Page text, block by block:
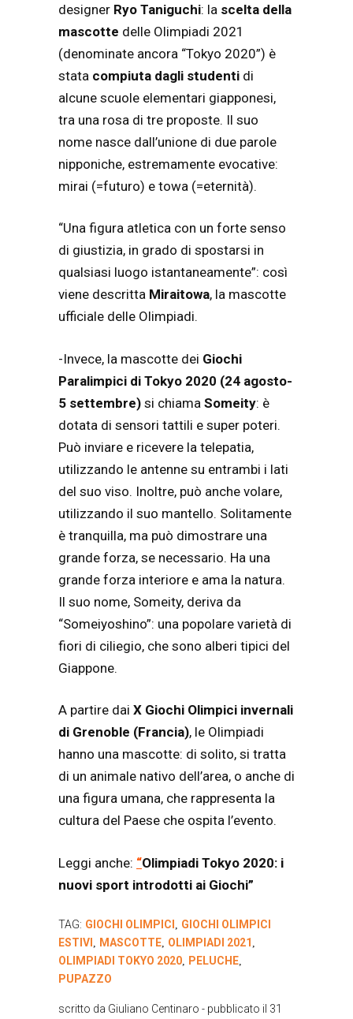
designer Ryo Taniguchi: la scelta della
mascotte delle Olimpiadi 2021
(denominate ancora “Tokyo 2020”) è
stata compiuta dagli studenti di
alcune scuole elementari giapponesi,
tra una rosa di tre proposte. Il suo
nome nasce dall’unione di due parole
nipponiche, estremamente evocative:
mirai (=futuro) e towa (=eternità).
“Una figura atletica con un forte senso
di giustizia, in grado di spostarsi in
qualsiasi luogo istantaneamente”: così
viene descritta Miraitowa, la mascotte
ufficiale delle Olimpiadi.
-Invece, la mascotte dei Giochi
Paralimpici di Tokyo 2020 (24 agosto-
5 settembre) si chiama Someity: è
dotata di sensori tattili e super poteri.
Può inviare e ricevere la telepatia,
utilizzando le antenne su entrambi i lati
del suo viso. Inoltre, può anche volare,
utilizzando il suo mantello. Solitamente
è tranquilla, ma può dimostrare una
grande forza, se necessario. Ha una
grande forza interiore e ama la natura.
Il suo nome, Someity, deriva da
“Someiyoshino”: una popolare varietà di
fiori di ciliegio, che sono alberi tipici del
Giappone.
A partire dai X Giochi Olimpici invernali
di Grenoble (Francia), le Olimpiadi
hanno una mascotte: di solito, si tratta
di un animale nativo dell’area, o anche di
una figura umana, che rappresenta la
cultura del Paese che ospita l’evento.
Leggi anche: “Olimpiadi Tokyo 2020: i
nuovi sport introdotti ai Giochi”
TAG: GIOCHI OLIMPICI , GIOCHI OLIMPICI
ESTIVI , MASCOTTE, OLIMPIADI 2021 ,
OLIMPIADI TOKYO 2020, PELUCHE,
PUPAZZO
scritto da Giuliano Centinaro - pubblicato il 31